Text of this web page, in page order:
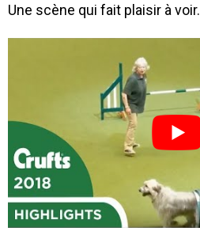
Une scène qui fait plaisir à voir.